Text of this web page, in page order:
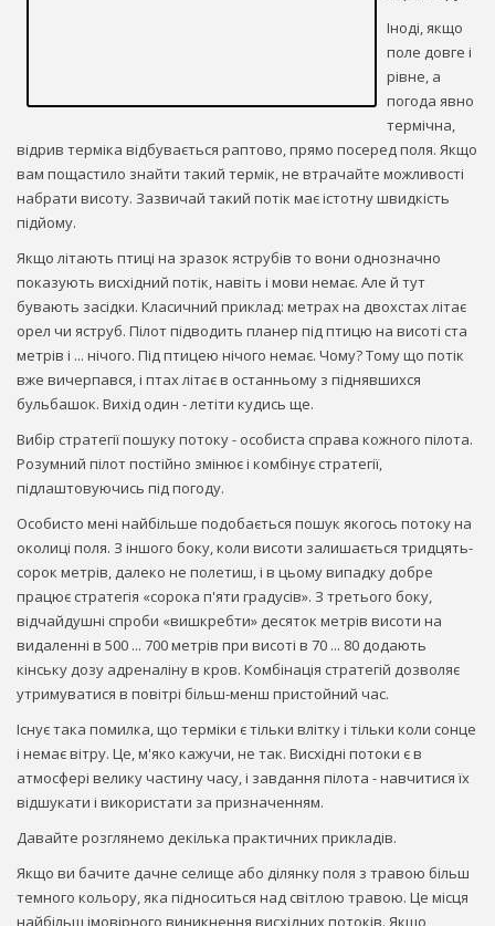
Іноді, якщо
поле довге і
рівне, а
погода явно
термічна,
відрив терміка відбувається раптово, прямо посеред поля. Якщо
вам пощастило знайти такий термік, не втрачайте можливості
набрати висоту. Зазвичай такий потік має істотну швидкість
підйому.
Якщо літають птиці на зразок яструбів то вони однозначно
показують висхідний потік, навіть і мови немає. Але й тут
бувають засідки. Класичний приклад: метрах на двохстах літає
орел чи яструб. Пілот підводить планер під птицю на висоті ста
метрів і ... нічого. Під птицею нічого немає. Чому? Тому що потік
вже вичерпався, і птах літає в останньому з піднявшихся
бульбашок. Вихід один - летіти кудись ще.
Вибір стратегії пошуку потоку - особиста справа кожного пілота.
Розумний пілот постійно змінює і комбінує стратегії,
підлаштовуючись під погоду.
Особисто мені найбільше подобається пошук якогось потоку на
околиці поля. З іншого боку, коли висоти залишається тридцять-
сорок метрів, далеко не полетиш, і в цьому випадку добре
працює стратегія «сорока п'яти градусів». З третього боку,
відчайдушні спроби «вишкребти» десяток метрів висоти на
видаленні в 500 ... 700 метрів при висоті в 70 ... 80 додають
кінську дозу адреналіну в кров. Комбінація стратегій дозволяє
утримуватися в повітрі більш-менш пристойний час.
Існує така помилка, що терміки є тільки влітку і тільки коли сонце
і немає вітру. Це, м'яко кажучи, не так. Висхідні потоки є в
атмосфері велику частину часу, і завдання пілота - навчитися їх
відшукати і використати за призначенням.
Давайте розглянемо декілька практичних прикладів.
Якщо ви бачите дачне селище або ділянку поля з травою більш
темного кольору, яка підноситься над світлою травою. Це місця
найбільш імовірного виникнення висхідних потоків. Якщо